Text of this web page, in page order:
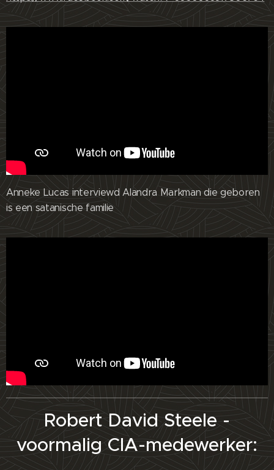
Anneke Lucas interviewd Alandra Markman die geboren
is een satanische familie
Robert David Steele -
voormalig CIA-medewerker: